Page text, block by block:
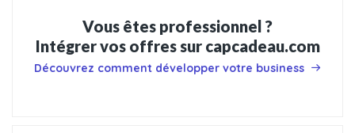
Vous êtes professionnel ?
Intégrer vos offres sur capcadeau.com
Découvrez comment développer votre business